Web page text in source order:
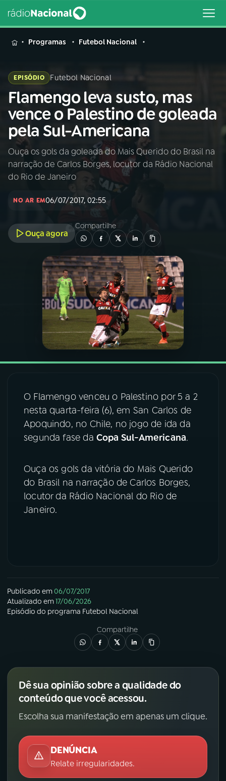
MENU
Buscar
na
Rádio
Nacional
Buscar
AO VIVO
PROGRAMAS
PODCASTS
VIDEOCASTS
FESTIVAL DE MÚSICA
YouTube Facebook
Instagram X
Programas Futebol Nacional
EPISÓDIO Futebol Nacional
Flamengo leva susto, mas
vence o Palestino de goleada
pela Sul-Americana
Ouça os gols da goleada do Mais Querido do Brasil na
narração de Carlos Borges, locutor da Rádio Nacional
do Rio de Janeiro
NO AR EM06/07/2017, 02:55
Ouça agora
Compartilhe
O Flamengo venceu o Palestino por 5 a 2
nesta quarta-feira (6), em San Carlos de
Apoquindo, no Chile, no jogo de ida da
segunda fase da Copa Sul-Americana.
Ouça os gols da vitória do Mais Querido
do Brasil na narração de Carlos Borges,
locutor da Rádio Nacional do Rio de
Janeiro.
Publicado em06/07/2017
Atualizado em17/06/2026
Episódio do programa Futebol Nacional
Compartilhe
Dê sua opinião sobre a qualidade do
conteúdo que você acessou.
Escolha sua manifestação em apenas um clique.
DENÚNCIA
Relate irregularidades.